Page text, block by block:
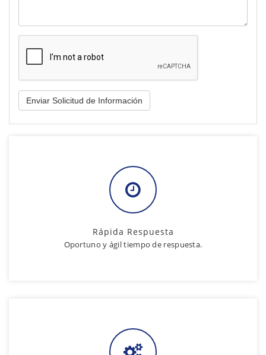
Rápida Respuesta
Oportuno y ágil tiempo de respuesta.